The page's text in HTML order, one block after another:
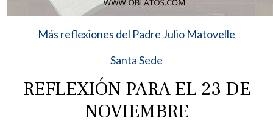
Más reflexiones del Padre Julio Matovelle
Santa Sede
REFLEXIÓN PARA EL 23 DE
NOVIEMBRE